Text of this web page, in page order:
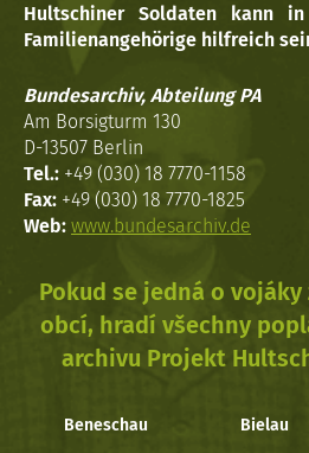
Hultschiner Soldaten kann
Familienangehörige hilfreich
Bundesarchiv, Abteilung PA
Am Borsigturm 130
D-13507 Berlin
Tel.: +49 (030) 18 7770-1158
Fax: +49 (030) 18 7770-1825
Web: www.bundesarchiv.de
Pokud se jedná o
obcí, hradí všechny
archivu Projekt
Beneschau Bielau